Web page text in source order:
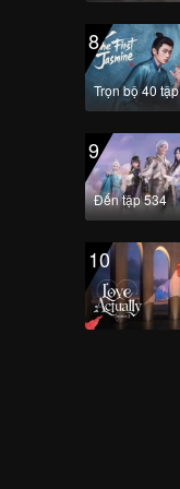
8
Trọn bộ 40 tập
9
Đến tập 534
10